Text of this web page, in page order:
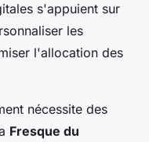
s'appuient sur
les
l'allocation des
nécessite des
Fresque du